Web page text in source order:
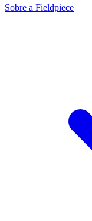
Sobre a Fieldpiece